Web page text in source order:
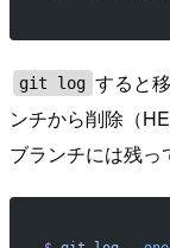
git log すると
ンチから削除（
ブランチには残っ